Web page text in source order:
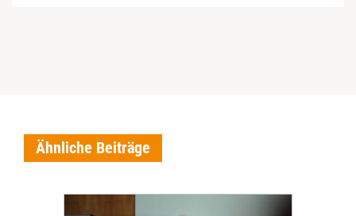
Ähnliche Beiträge